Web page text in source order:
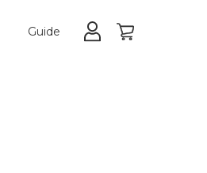
Guide